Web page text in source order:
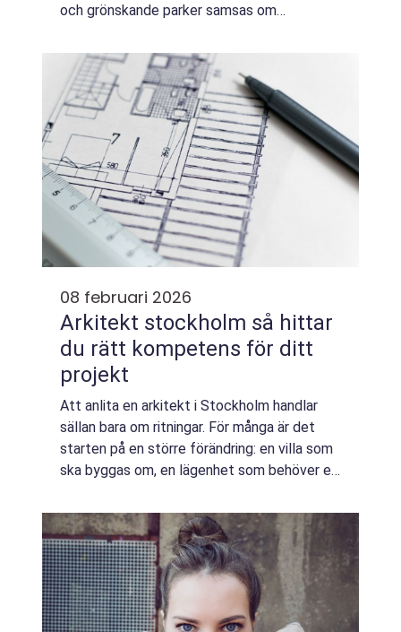
och grönskande parker samsas om
08 februari 2026
Arkitekt stockholm så hittar
du rätt kompetens för ditt
projekt
Att anlita en arkitekt i Stockholm handlar
sällan bara om ritningar. För många är det
starten på en större förändring: en villa som
ska byggas om, en lägenhet som behöver en
spegla ett varumärke eller en kontors...